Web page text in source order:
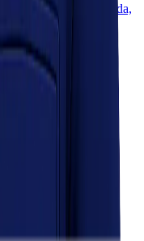
Jurumudi baru, Benda,